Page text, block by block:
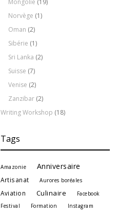
Mongolie (19)
Norvège (1)
Oman (2)
Sibérie (1)
Sri Lanka (2)
Suisse (7)
Venise (2)
Zanzibar (2)
Writing Workshop (18)
Tags
Amazonie Anniversaire
Artisanat Aurores boréales
Aviation Culinaire
Facebook
Festival
Formation
Instagram